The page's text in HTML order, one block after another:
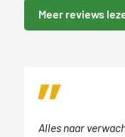
Meer reviews
Alles naar